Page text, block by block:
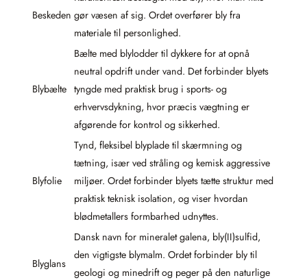
Beskeden gør væsen af sig. Ordet overfører bly fra
materiale til personlighed.
Blybælte
Bælte med blylodder til dykkere for at opnå
neutral opdrift under vand. Det forbinder blyets
tyngde med praktisk brug i sports- og
erhvervsdykning, hvor præcis vægtning er
afgørende for kontrol og sikkerhed.
Blyfolie
Tynd, fleksibel blyplade til skærmning og
tætning, især ved stråling og kemisk aggressive
miljøer. Ordet forbinder blyets tætte struktur med
praktisk teknisk isolation, og viser hvordan
blødmetallers formbarhed udnyttes.
Blyglans
Dansk navn for mineralet galena, bly(II)sulfid,
den vigtigste blymalm. Ordet forbinder bly til
geologi og minedrift og peger på den naturlige